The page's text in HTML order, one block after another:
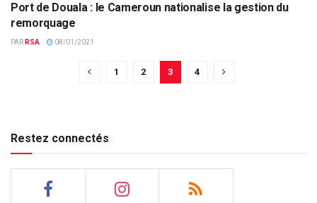
ECONOMIE & FINANCES
Port de Douala : le Cameroun nationalise la gestion du
remorquage
PAR RSA 08/01/2021
1 2 3 4
Restez connectés